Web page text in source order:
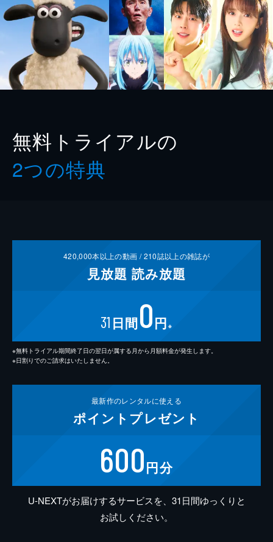
無料トライアルの
2つの特典
420,000本以上の動画 /210誌以上の雑誌が
見放題 読み放題
31 日間0円 ※
※無料トライアル期間終了日の翌日が属する月から月額料金が発生します。
※日割りでのご請求はいたしません。
最新作のレンタルに使える
ポイント プレゼント
600円分
U-NEXTがお届けするサービスを、31日間ゆっくりと
お試しください。